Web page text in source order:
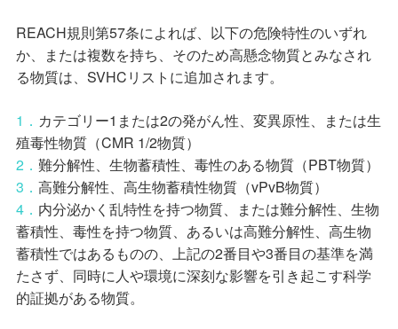
REACH規則第57条によれば、以下の危険特性のいずれ
か、または複数を持ち、そのため高懸念物質とみなされ
る物質は、 SVHCリストに追加されます。
1 ． カテゴリー1 または2の発がん性、変異原性、または生
殖毒性物質（CMR 1/2物質）
2． 難分解性、生物蓄積性、毒性のある物質（PBT物質）
3 ． 高難分解性、高生物蓄積性物質（vPvB物質）
4． 内分泌かく乱特性を持つ物質、または難分解性、生物
蓄積性、毒性を持つ物質、あるいは高難分解性、高生物
蓄積性ではあるものの、上記の2番目や3番目の基準を満
たさず、同時に人や環境に深刻な影響を引き起こす科学
的証拠がある物質。